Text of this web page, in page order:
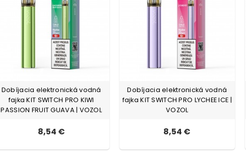
Dobíjacia elektronická vodná
fajka KIT SWITCH PRO KIWI
PASSION FRUIT GUAVA | VOZOL
8,54 €
Dobíjacia elektronická vodná
fajka KIT SWITCH PRO LYCHEE ICE |
VOZOL
8,54 €